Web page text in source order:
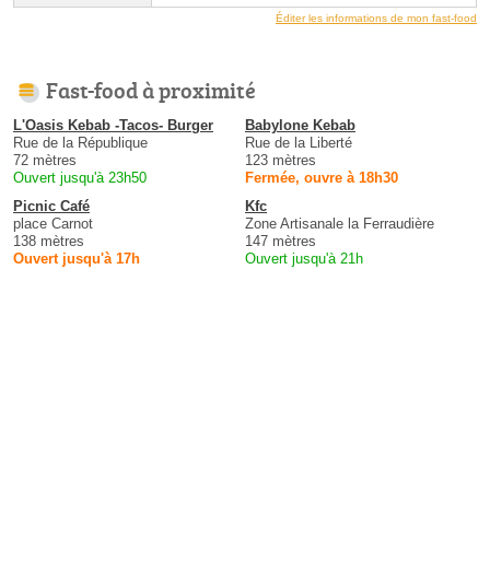
Éditer les informations de mon fast-food
Fast-food à proximité
L'Oasis Kebab -Tacos- Burger
Rue de la République
72 mètres
Ouvert jusqu'à 23h50
Babylone Kebab
Rue de la Liberté
123 mètres
Fermée, ouvre à 18h30
Picnic Café
place Carnot
138 mètres
Ouvert jusqu'à 17h
Kfc
Zone Artisanale la Ferraudière
147 mètres
Ouvert jusqu'à 21h